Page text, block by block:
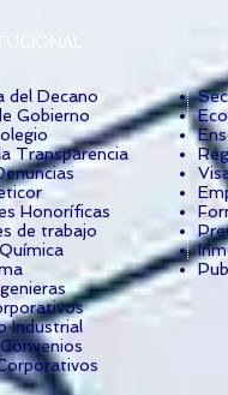
del Decano
Gobierno
Transparencia
Honoríficas
de trabajo
Industrial